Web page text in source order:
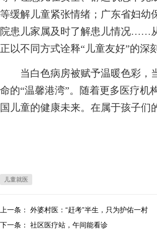
等缓解儿童紧张情绪；广东省妇幼
院患儿家属及时了解患儿情况……
正以不同方式诠释“儿童友好”的深
当白色病房被赋予温暖色彩，
命的“温馨港湾”。随着更多医疗机
国儿童的健康未来。在属于孩子
儿童就医
上一条： 外婆村医：“赶考”半生，只为护佑一村
下一条： 社区医疗站，午间能看诊